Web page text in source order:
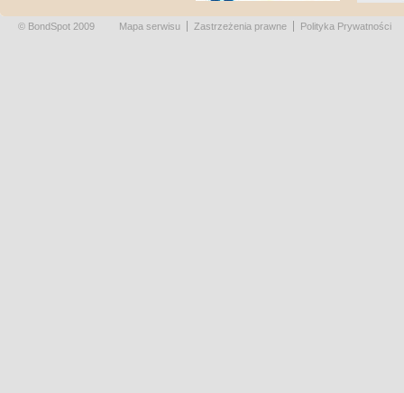
© BondSpot 2009 Mapa serwisu Zastrzeżenia prawne Polityka Prywatności